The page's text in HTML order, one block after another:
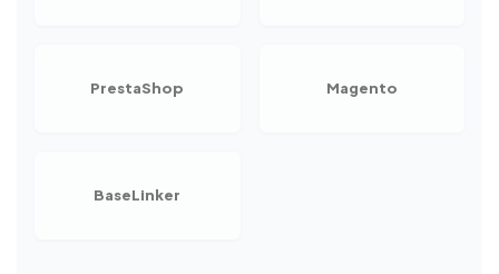
PrestaShop Magento
BaseLinker